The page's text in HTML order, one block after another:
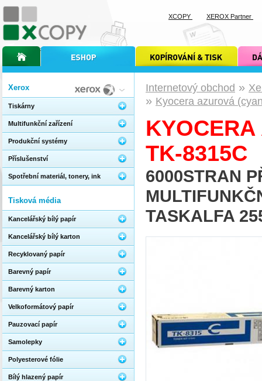
Internetový obchod »
» Kyocera azurová
TK-8315C
6000STRAN
TASKALFA
Xerox
Tiskárny
Multifunkční zařízení
Produkční systémy
Příslušenství
Spotřební materiál, tonery, ink
Tisková média
Kancelářský bílý papír
Kancelářský bílý karton
Recyklovaný papír
Barevný papír
Barevný karton
Velkoformátový papír
Pauzovací papír
Samolepky
Polyesterové fólie
Bílý hlazený papír
úvodní stránka xcopyinternetový obchod xcopy kopírování a tisk xcopy dárkové
XCOPY XEROX Partner